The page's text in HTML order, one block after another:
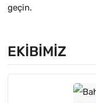
geçin.
EKIBIMIZ